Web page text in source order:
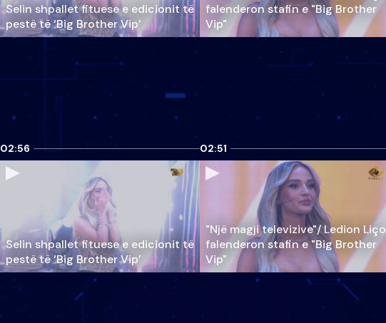
Selin shpallet fituese e edicionit të
pestë të ‘Big Brother Vip’
falenderon stafin e "Big Brother
Vip"
02:56
Selin shpallet fituese e edicionit të
pestë të ‘Big Brother Vip’
02:51
"Një magji televizive"/ Ledion Liço
falenderon stafin e "Big Brother
Vip"